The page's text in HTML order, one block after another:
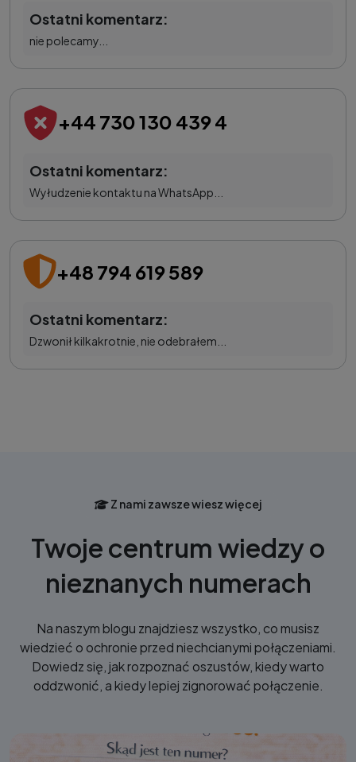
Ostatni komentarz:
nie polecamy...
+44 730 130 439 4
Ostatni komentarz:
Wyłudzenie kontaktu na WhatsApp...
+48 794 619 589
Ostatni komentarz:
Dzwonił kilkakrotnie, nie odebrałem...
Z nami zawsze wiesz więcej
Twoje centrum wiedzy o
nieznanych numerach
Na naszym blogu znajdziesz wszystko, co musisz
wiedzieć o ochronie przed niechcianymi połączeniami.
Dowiedz się, jak rozpoznać oszustów, kiedy warto
oddzwonić, a kiedy lepiej zignorować połączenie.